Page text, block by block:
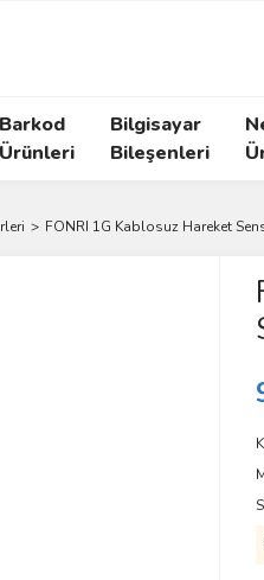
Barkod
Ürünleri
Bilgisayar
Bileşenleri
FONRI 1G Kablosuz Hareket